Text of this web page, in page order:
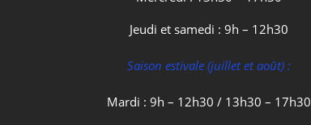
Jeudi et samedi : 9h – 12h30
Saison estivale (juillet et août) :
Mardi : 9h – 12h30 / 13h30 – 17h30